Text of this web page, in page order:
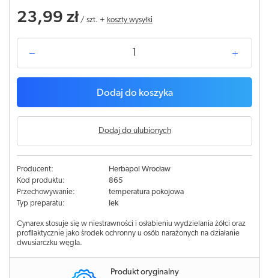
23,99 zł / szt. + koszty wysyłki
Dodaj do koszyka
Dodaj do ulubionych
Producent:
Herbapol Wrocław
Kod produktu:
865
Przechowywanie:
temperatura pokojowa
Typ preparatu:
lek
Cynarex stosuje się w niestrawności i osłabieniu wydzielania żółci oraz
profilaktycznie jako środek ochronny u osób narażonych na działanie
dwusiarczku węgla.
Produkt oryginalny